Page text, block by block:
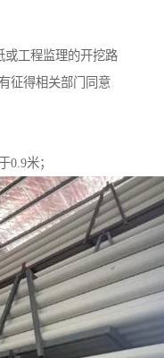
或工程监理的开挖路
征得相关部门同意
0.9米；